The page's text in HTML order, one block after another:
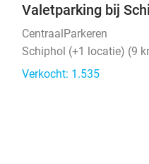
Valetparking bij
CentraalParkeren
Schiphol (+1 locatie) (9
Verkocht: 1.535